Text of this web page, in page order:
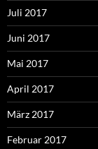
Juli 2017
Juni 2017
Mai 2017
April 2017
März 2017
Februar 2017